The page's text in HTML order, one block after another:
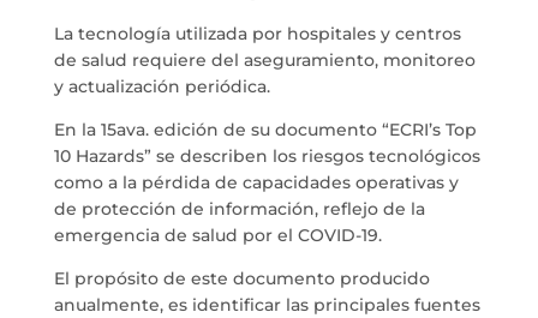
La tecnología utilizada por hospitales y centros
de salud requiere del aseguramiento, monitoreo
y actualización periódica.
En la 15ava. edición de su documento “ECRI’s Top
10 Hazards” se describen los riesgos tecnológicos
como a la pérdida de capacidades operativas y
de protección de información, reflejo de la
emergencia de salud por el COVID-19.
El propósito de este documento producido
anualmente, es identificar las principales fuentes